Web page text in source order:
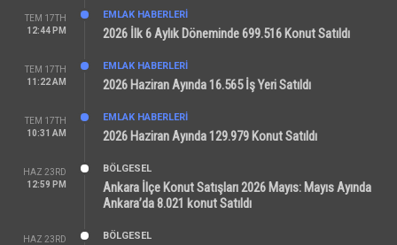
TEM 17TH
12:44 PM
EMLAK HABERLERI
2026 İlk 6 Aylık Döneminde 699.516 Konut Satıldı
TEM 17TH
11:22 AM
EMLAK HABERLERI
2026 Haziran Ayında 16.565 İş Yeri Satıldı
TEM 17TH
10:31 AM
EMLAK HABERLERI
2026 Haziran Ayında 129.979 Konut Satıldı
HAZ 23RD
12:59 PM
BÖLGESEL
Ankara İlçe Konut Satışları 2026 Mayıs: Mayıs Ayında
Ankara’da 8.021 konut Satıldı
HAZ 23RD
BÖLGESEL